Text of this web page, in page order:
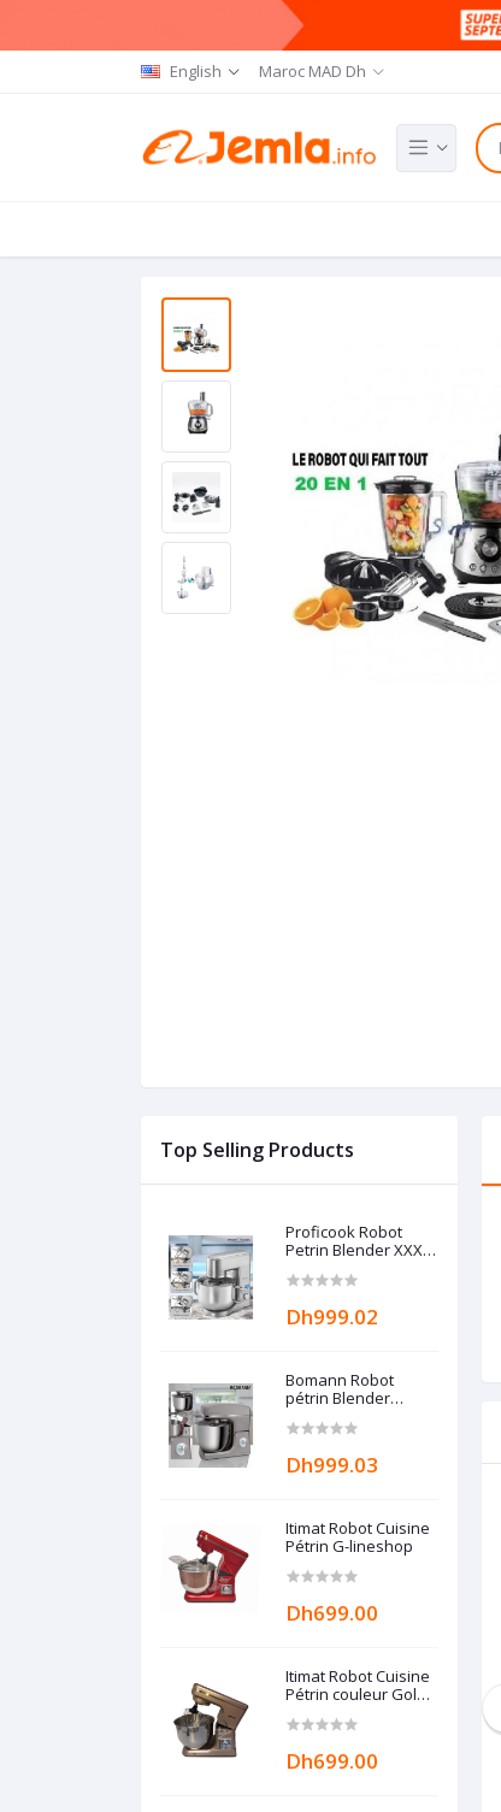
English Maroc MAD Dh
Top Selling Products
Proficook Robot
Petrin Blender XXXL
7.5 KG Allemand
Dh999.02
Bomann Robot
pétrin Blender
Grande capacité 10L
Dh999.03
Itimat Robot Cuisine
Pétrin G-lineshop
Dh699.00
Itimat Robot Cuisine
Pétrin couleur Gold
Dh699.00